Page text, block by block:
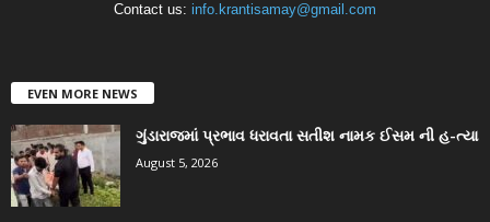
Contact us: info.krantisamay@gmail.com
EVEN MORE NEWS
ગુંડારાજમાં પ્રભાવ ધરાવતા સતીશ નામક ઈસમ ની હ-ત્યા
August 5, 2026